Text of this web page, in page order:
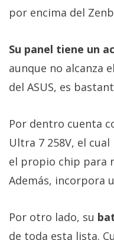
por encima del
Su panel tiene un
aunque no alcanza
del ASUS, es
Por dentro cuenta
Ultra 7 258V, el
el propio chip para
Además, incorpora
Por otro lado, su
de toda esta lista.